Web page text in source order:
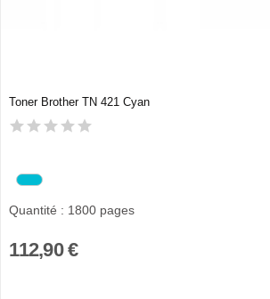
Toner Brother TN 421 Cyan
Quantité : 1800 pages
112,90 €